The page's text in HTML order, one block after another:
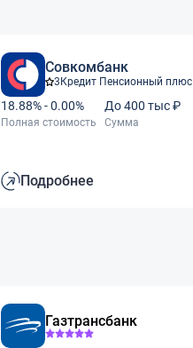
Совкомбанк
3 Кредит Пенсионный плюс
18.88% - 0.00%
Полная стоимость
До 400 тыс ₽
Сумма
Подробнее
Газтрансбанк